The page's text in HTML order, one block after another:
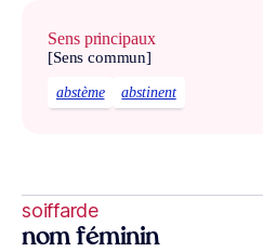
Sens principaux
[Sens commun]
abstème abstinent
soiffarde
nom féminin